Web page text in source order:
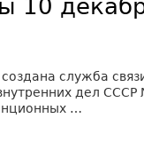
10
служба
дел СССР
…